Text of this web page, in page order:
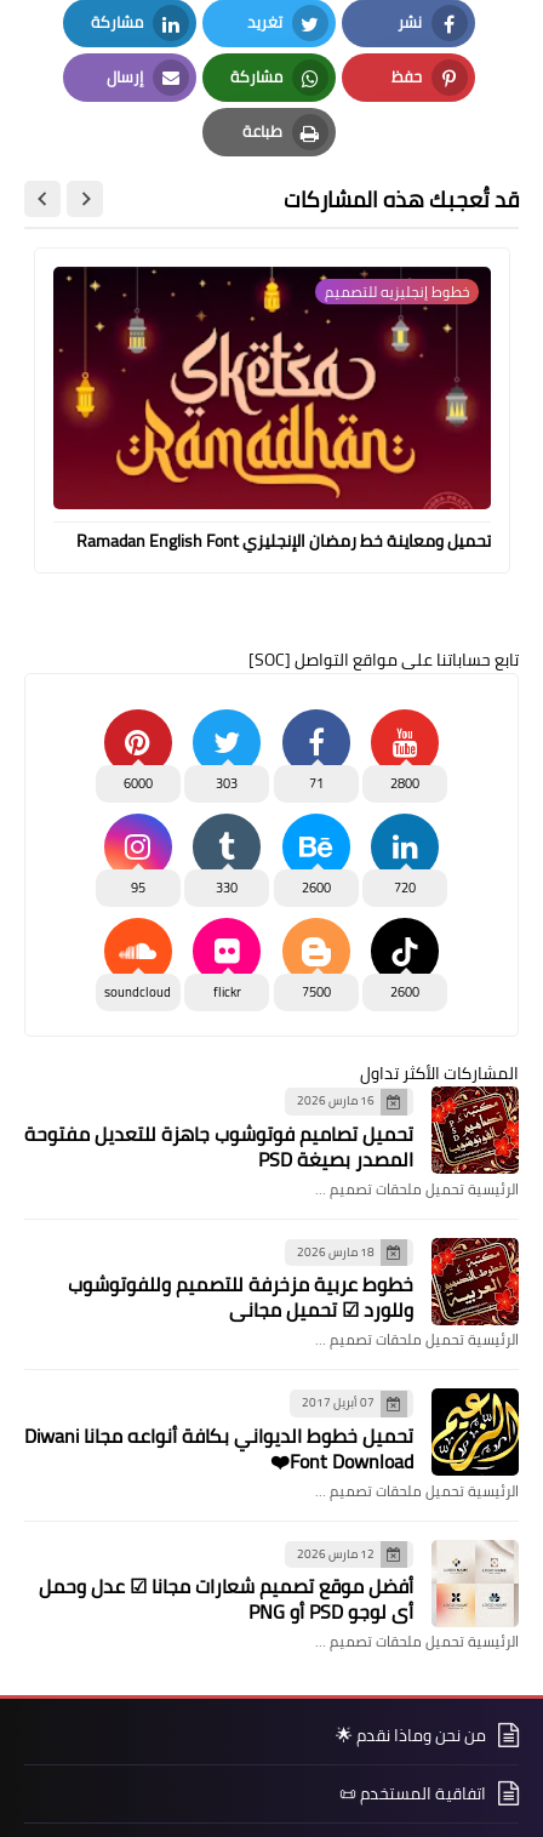
نشر
Facebook
تغريد
Twitter
مشاركة
LinkedIn
حفظ
Pinterest
مشاركة
Whatsapp
إرسال
Email
طباعة
Print
قد تُعجبك هذه المشاركات
خطوط إنجليزيه للتصميم
تحميل ومعاينة خط رمضان الإنجليزي Ramadan English Font
تابع حساباتنا على مواقع التواصل [SOC]
2800
71
303
6000
720
2600
330
95
2600
7500
flickr
soundcloud
المشاركات الأكثر تداول
16 مارس 2026
تحميل تصاميم فوتوشوب جاهزة للتعديل مفتوحة
المصدر بصيغة PSD
الرئيسية تحميل ملحقات تصميم …
18 مارس 2026
خطوط عربية مزخرفة للتصميم وللفوتوشوب
وللورد ☑ تحميل مجاني
الرئيسية تحميل ملحقات تصميم …
07 أبريل 2017
تحميل خطوط الديواني بكافة أنواعه مجانا Diwani
Font Download❤️
الرئيسية تحميل ملحقات تصميم …
12 مارس 2026
​أفضل موقع تصميم شعارات مجانا ☑ عدل وحمل
أي لوجو PSD أو PNG
الرئيسية تحميل ملحقات تصميم …
من نحن وماذا نقدم 🌟
اتفاقية المستخدم 📜